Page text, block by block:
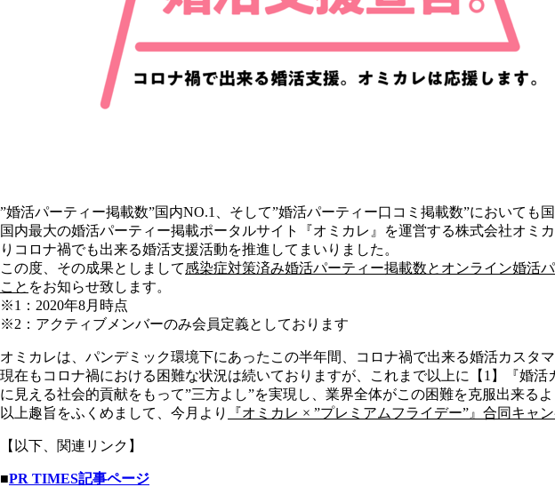
”婚活パーティー掲載数”国内NO.1、そして”婚活パーティー口コミ掲載数”においても国
国内最⼤の婚活パーティー掲載ポータルサイト『オミカレ』を運営する株式会社オ
りコロナ禍でも出来る婚活支援活動を推進してまいりました。
この度、その成果としまして感染症対策済み婚活パーティー掲載数とオンライン婚活
こと をお知らせ致します。
※1：2020年8月時点
※2：アクティブメンバーのみ会員定義としております
オミカレは、パンデミック環境下にあったこの半年間、コロナ禍で出来る婚活カスタ
現在もコロナ禍における困難な状況は続いておりますが、これまで以上に【1】『婚
に見える社会的貢献をもって”三方よし”を実現し、業界全体がこの困難を克服出来るよ
以上趣旨をふくめまして、今月より
『オミカレ × ”プレミアムフライデー”』合同キャ
【以下、関連リンク】
■PR TIMES記事ページ